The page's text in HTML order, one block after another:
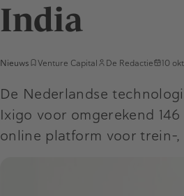
India
Nieuws Venture Capital De Redactie 10
De Nederlandse
Ixigo voor omgerekend
online platform voor trein-